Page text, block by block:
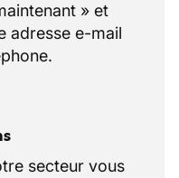
» et
adresse e-mail
secteur vous